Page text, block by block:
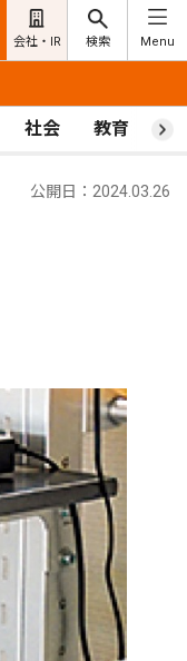
会社・IR 検索 Menu
社会 教育 ス
公開日：2024.03.26